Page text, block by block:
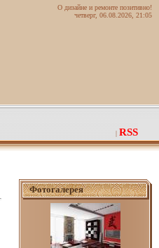
О дизайне и ремонте позитивно!
четверг, 06.08.2026, 21:05
| RSS
Фотогалерея